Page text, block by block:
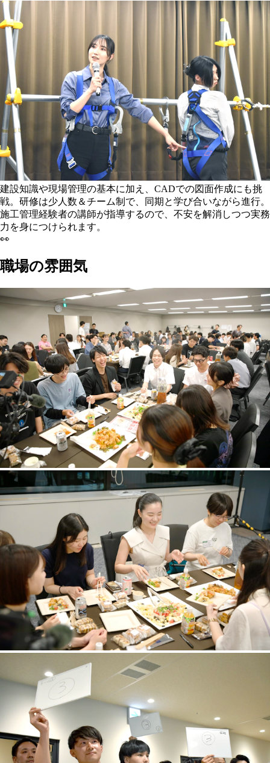
建設知識や現場管理の基本に加え、CADでの図面作成にも挑
戦。研修は少人数＆チーム制で、同期と学び合いながら進行。
施工管理経験者の講師が指導するので、不安を解消しつつ実務
力を身につけられます。
👀
職場の雰囲気